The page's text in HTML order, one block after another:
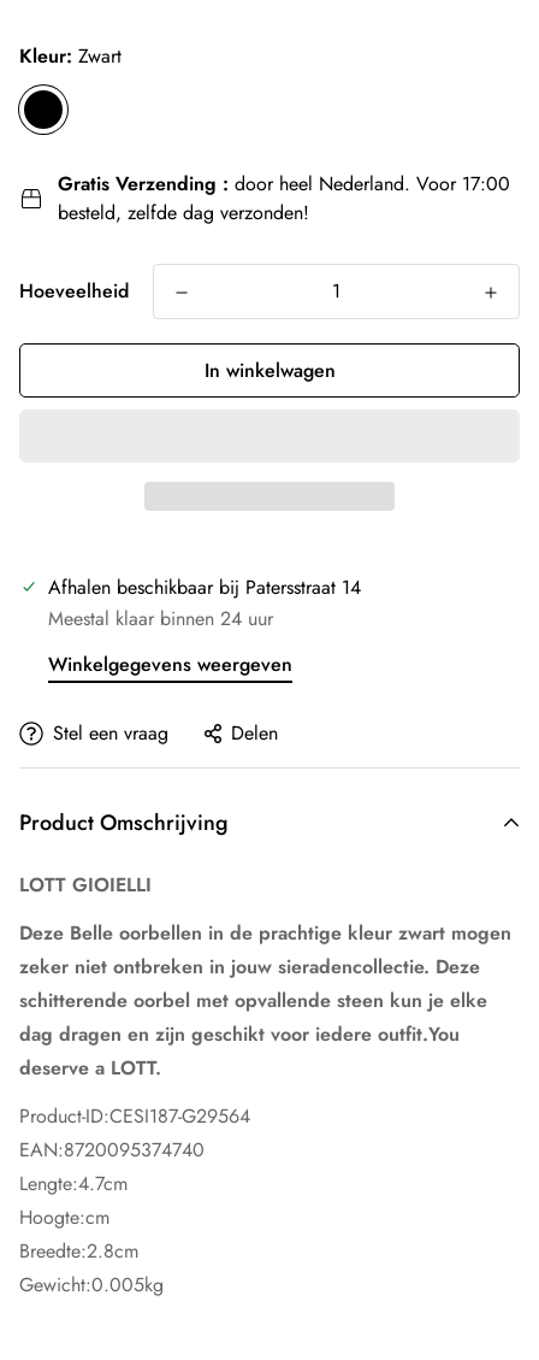
Kleur: Zwart
Gratis Verzending : door heel Nederland. Voor 17:00
besteld, zelfde dag verzonden!
Hoeveelheid
In winkelwagen
Afhalen beschikbaar bij Patersstraat 14
Meestal klaar binnen 24 uur
Winkelgegevens weergeven
Stel een vraag Delen
Product Omschrijving
LOTT GIOIELLI
Deze Belle oorbellen in de prachtige kleur zwart mogen
zeker niet ontbreken in jouw sieradencollectie. Deze
schitterende oorbel met opvallende steen kun je elke
dag dragen en zijn geschikt voor iedere outfit.You
deserve a LOTT.
Product-ID:CESI187-G29564
EAN:8720095374740
Lengte:4.7cm
Hoogte:cm
Breedte:2.8cm
Gewicht:0.005kg